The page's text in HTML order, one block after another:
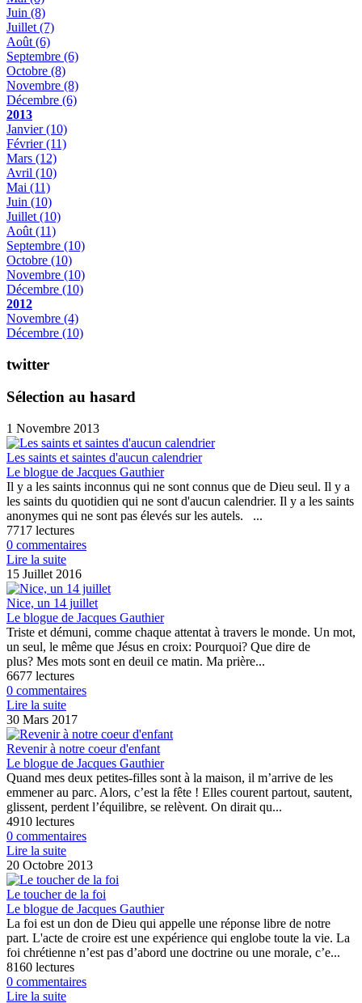
Juin (8)
Juillet (7)
Août (6)
Septembre (6)
Octobre (8)
Novembre (8)
Décembre (6)
2013
Janvier(10)
Février(11)
Mars (12)
Avril (10)
Mai (11)
Juin (10)
Juillet (10)
Août (11)
Septembre (10)
Octobre (10)
Novembre (10)
Décembre (10)
2012
Novembre (4)
Décembre (10)
twitter
Sélection au hasard
1 Novembre 2013
Les saints et saintes d'aucun calendrier
Le blogue de Jacques Gauthier
Il y a les saints inconnus qui ne sont connus que de Dieu seul. Il y a
les saints du quotidien qui ne sont d'aucun calendrier. Il y a les saints
anonymes qui ne sont pas élevés sur les autels. ...
7717 lectures
0 commentaires
Lire la suite
15 Juillet 2016
Nice, un 14 juillet
Le blogue de Jacques Gauthier
Triste et démuni, comme chaque attentat à travers le monde. Un mot,
un seul, le même que Jésus en croix: Pourquoi? Que dire de
plus? Mes mots sont en deuil ce matin. Ma prière...
6677 lectures
0 commentaires
Lire la suite
30 Mars 2017
Revenir à notre coeur d'enfant
Le blogue de Jacques Gauthier
Quand mes deux petites-filles sont à la maison, il m’arrive de les
emmener au parc. Alors, c’est la fête ! Elles courent partout, sautent,
glissent, perdent l’équilibre, se relèvent. On dirait qu...
4910 lectures
0 commentaires
Lire la suite
20 Octobre 2013
Le toucher de la foi
Le blogue de Jacques Gauthier
La foi est un don de Dieu qui appelle une réponse libre de notre
part. L'acte de croire est une expérience qui englobe toute la vie. La
foi chrétienne n’est pas d’abord une doctrine ou une morale, c’e...
8160 lectures
0 commentaires
Lire la suite